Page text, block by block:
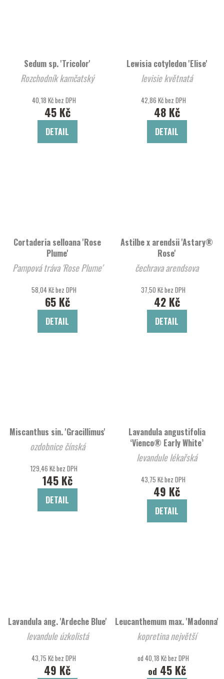
Sedum sp. 'Tricolor'
Rozchodník kamčatský
40,18 Kč bez DPH
45 Kč
DETAIL
Lewisia cotyledon 'Elise'
levisie květnatá
42,86 Kč bez DPH
48 Kč
DETAIL
Cortaderia selloana 'Rose
Plume'
Pampová tráva 'Rose Plume'
58,04 Kč bez DPH
65 Kč
DETAIL
Astilbe x arendsii 'Astary®
Rose'
čechrava arendsova
37,50 Kč bez DPH
42 Kč
DETAIL
Miscanthus sin. 'Gracillimus'
ozdobnice čínská
129,46 Kč bez DPH
145 Kč
DETAIL
Lavandula angustifolia
‘Vienco® Early White’
levandule lékařská
43,75 Kč bez DPH
49 Kč
DETAIL
Lavandula ang. 'Ardeche Blue'
levandule úzkolistá
43,75 Kč bez DPH
49 Kč
Leucanthemum max. 'Madonna'
kopretina největší
od 40,18 Kč bez DPH
od 45 Kč